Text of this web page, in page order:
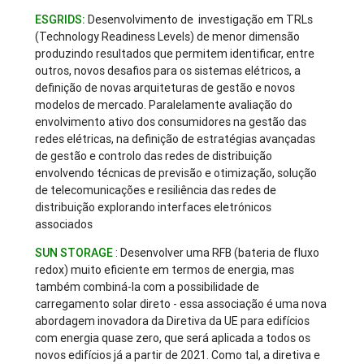
ESGRIDS: Desenvolvimento de investigação em TRLs
(Technology Readiness Levels) de menor dimensão
produzindo resultados que permitem identificar, entre
outros, novos desafios para os sistemas elétricos, a
definição de novas arquiteturas de gestão e novos
modelos de mercado. Paralelamente avaliação do
envolvimento ativo dos consumidores na gestão das
redes elétricas, na definição de estratégias avançadas
de gestão e controlo das redes de distribuição
envolvendo técnicas de previsão e otimização, solução
de telecomunicações e resiliência das redes de
distribuição explorando interfaces eletrónicos
associados
SUN STORAGE: Desenvolver uma RFB (bateria de fluxo
redox) muito eficiente em termos de energia, mas
também combiná-la com a possibilidade de
carregamento solar direto - essa associação é uma nova
abordagem inovadora da Diretiva da UE para edifícios
com energia quase zero, que será aplicada a todos os
novos edifícios já a partir de 2021. Como tal, a diretiva e